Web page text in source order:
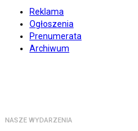
Reklama
Ogłoszenia
Prenumerata
Archiwum
NASZE WYDARZENIA